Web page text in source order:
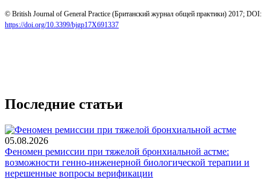
© British Journal of General Practice (Британский журнал общей практики) 2017; DOI:
https://doi.org/10.3399/bjgp17X691337
Последние статьи
05.08.2026
Феномен ремиссии при тяжелой бронхиальной астме:
возможности генно-инженерной биологической терапии и
нерешенные вопросы верификации